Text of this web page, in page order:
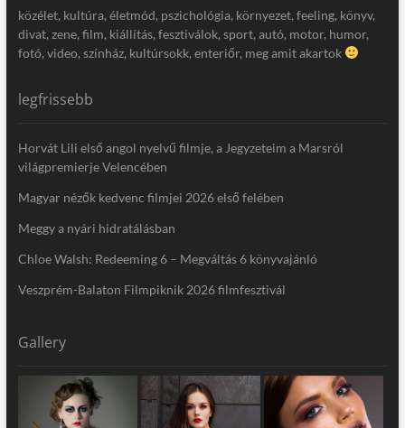
közélet, kultúra, életmód, pszichológia, környezet, feeling, könyv,
divat, zene, film, kiállítás, fesztiválok, sport, autó, motor, humor,
fotó, video, színház, kultúrsokk, enteriőr, meg amit akartok
legfrissebb
Horvát Lili első angol nyelvű filmje, a Jegyzeteim a Marsról
világpremierje Velencében
Magyar nézők kedvenc filmjei 2026 első felében
Meggy a nyári hidratálásban
Chloe Walsh: Redeeming 6 – Megváltás 6 könyvajánló
Veszprém-Balaton Filmpiknik 2026 filmfesztivál
Gallery